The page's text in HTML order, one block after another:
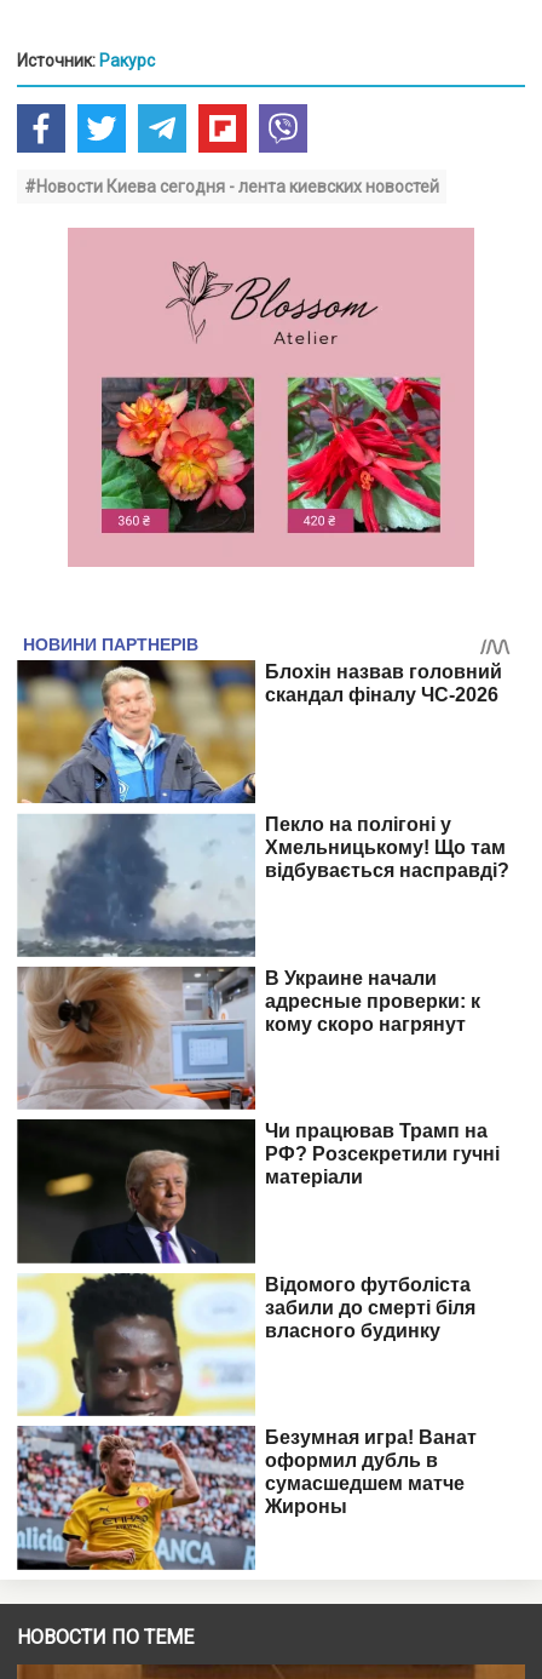
Источник: Ракурс
#Новости Киева сегодня - лента киевских новостей
НОВОСТИ ПО ТЕМЕ